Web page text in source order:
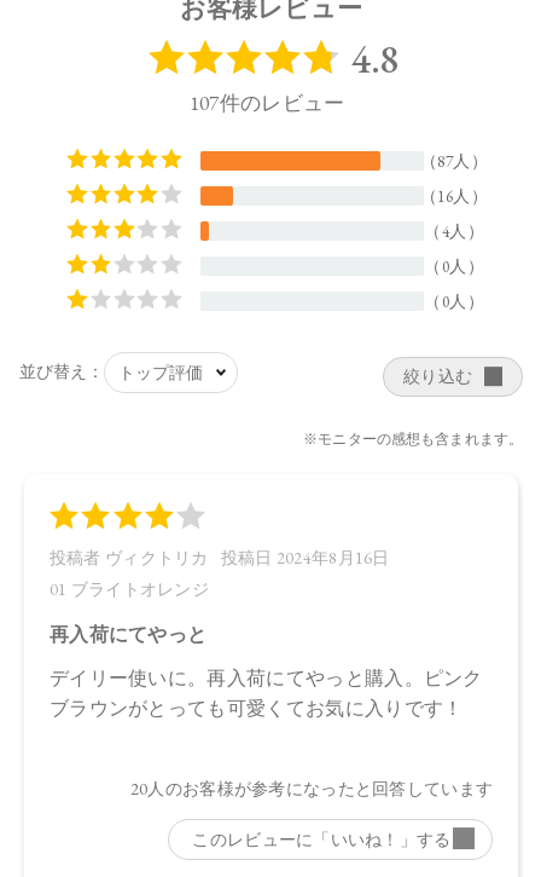
・09：ひと塗りで包容力のある大人のムード。赤みのあ
るロージーブラウン
・10：プラムの黒みで内に秘めた強さを表現したモダン
【ご使用方法】
専用ケース（別売り） に差し込み、カチッと音が鳴るまで押
し込んでください。カバーを外してからキャップを閉めてく
ださい。
紅先を2～3㎜ほどくり出してお使いください。長く出し過ぎ
【内容量】
71×11×11㎜(高さx奥行x幅)
【全成分】
トリイソステアリン酸ポリグリセリル－２、トリ（カプリル
トステリル／イソステアリル／セチル／ステアリル／ベヘニ
ル）、スクワラン、ダイマージリノール酸水添ヒマシ油、ヒ
マワリ種子ロウ、シリカ、キャンデリラロウエキス、キャン
デリラロウ炭化水素、セスキイソステアリン酸ソルビタン、
マリー葉油、オリーブ果実油、カニナバラ果実油、ラベンダ
モジ果実油、イランイラン花油、ミツロウ、トコフェロー
ル、水酸化Ａｌ、（＋／－）マイカ、酸化チタン、酸化鉄、
お客様レビュー